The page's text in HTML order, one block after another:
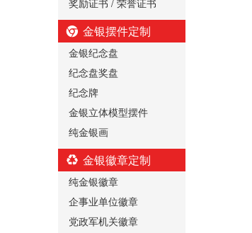
奖励证书 / 荣誉证书
金银摆件定制
金银纪念盘
纪念盘奖盘
纪念牌
金银立体模型摆件
纯金银画
金银徽章定制
纯金银徽章
企事业单位徽章
党政军机关徽章